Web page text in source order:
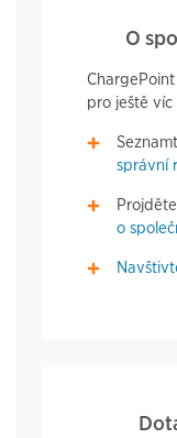
O
pro ještě víc
správní
o